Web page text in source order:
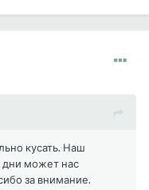
кусать. Наш
дни может нас
за внимание.